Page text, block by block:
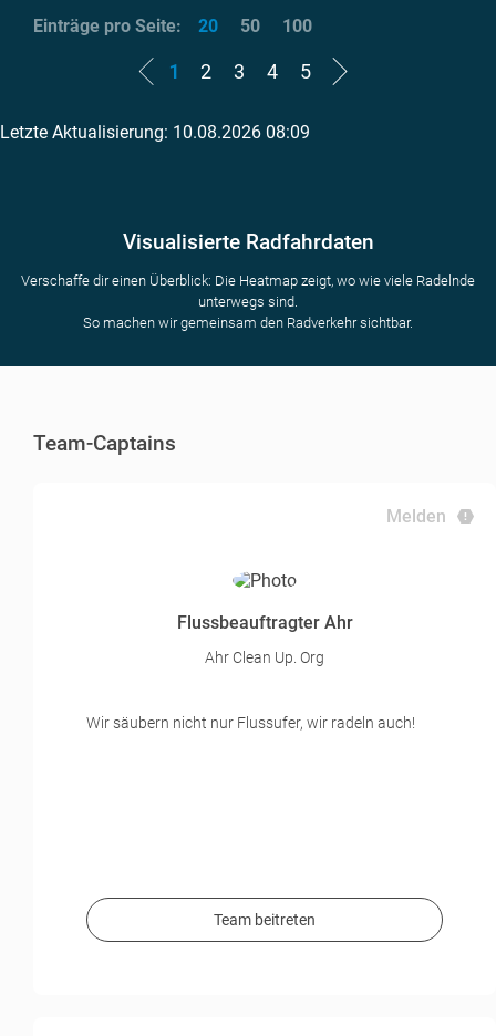
1 2 3 4 5
Letzte Aktualisierung: 10.08.2026 08:09
Einträge pro Seite: 20 50 100
Visualisierte Radfahrdaten
Verschaffe dir einen Überblick: Die Heatmap zeigt, wo wie viele Radelnde
unterwegs sind.
So machen wir gemeinsam den Radverkehr sichtbar.
Team-Captains
Melden
Flussbeauftragter Ahr
Ahr Clean Up. Org
Wir säubern nicht nur Flussufer, wir radeln auch!
Team beitreten